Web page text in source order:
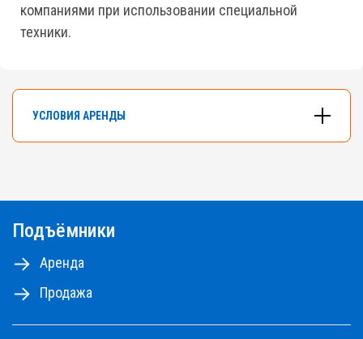
компаниями при использовании специальной
техники.
УСЛОВИЯ АРЕНДЫ
Самоходные ножничные подъемники с высотой
подъемники - до 48м.
Подъёмники
Аренда
Продажа